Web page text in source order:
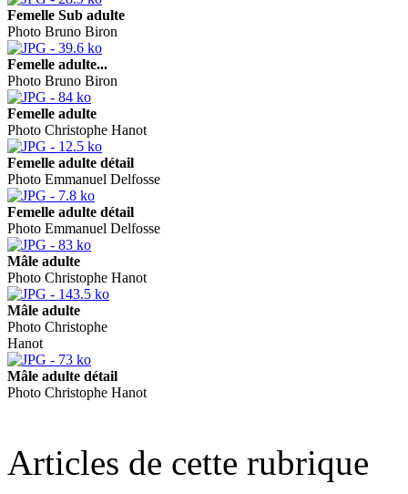
Femelle Sub adulte
Photo Bruno Biron
Femelle adulte...
Photo Bruno Biron
Femelle adulte
Photo Christophe Hanot
Femelle adulte détail
Photo Emmanuel Delfosse
Femelle adulte détail
Photo Emmanuel Delfosse
Mâle adulte
Photo Christophe Hanot
Mâle adulte
Photo Christophe
Hanot
Mâle adulte détail
Photo Christophe Hanot
Articles de cette rubrique